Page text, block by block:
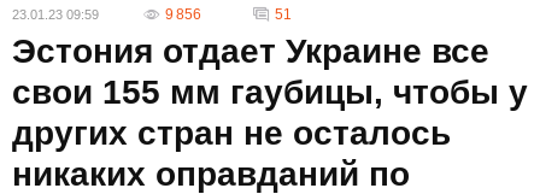
23.01.23 09:59 9 856 51
Эстония отдает Украине все
свои 155 мм гаубицы, чтобы у
других стран не осталось
никаких оправданий по